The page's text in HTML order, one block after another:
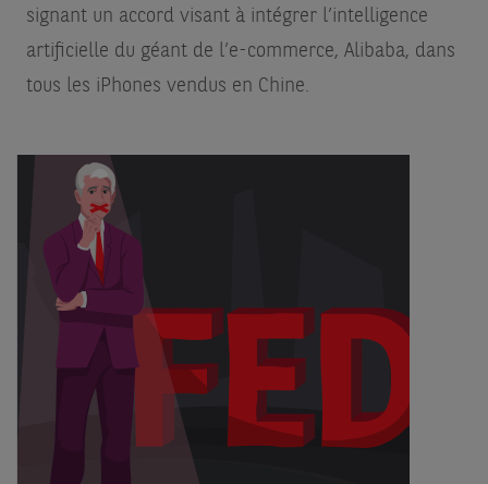
signant un accord visant à intégrer l’intelligence
artificielle du géant de l’e-commerce, Alibaba, dans
tous les iPhones vendus en Chine.